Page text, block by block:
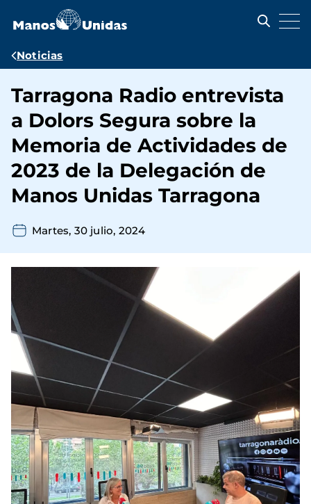
contenido
Ruta
navegación
Noticias
Tarragona Radio entrevista
a Dolors Segura sobre la
Memoria de Actividades de
2023 de la Delegación de
Manos Unidas Tarragona
Martes, 30 julio, 2024